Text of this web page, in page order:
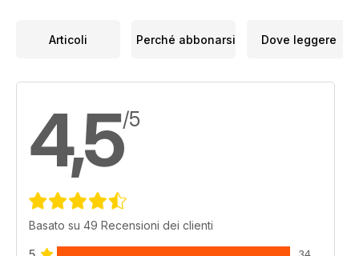
Articoli Perché abbonarsi Dove leggere
4,5/5
Basato su 49 Recensioni dei clienti